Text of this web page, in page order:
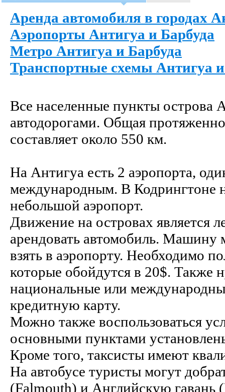
Аренда автомобиля в городах
Аэропорты Антигуа и Барбуда
Метро Антигуа и Барбуда
Транспортные схемы Антигуа
Все населенные пункты острова
автодорогами. Общая
составляет около 550 км.
На Антигуа есть 2 аэропорта,
международным. В Кодрингтоне
небольшой аэропорт.
Движение на островах является
арендовать автомобиль. Машину
взять в аэропорту. Необходимо
которые обойдутся в 20$. Также
национальные или
кредитную карту.
Можно также воспользоваться
основными пунктами
Кроме того, таксисты имеют
На автобусе туристы могут
(Falmouth) и Английскую гавань